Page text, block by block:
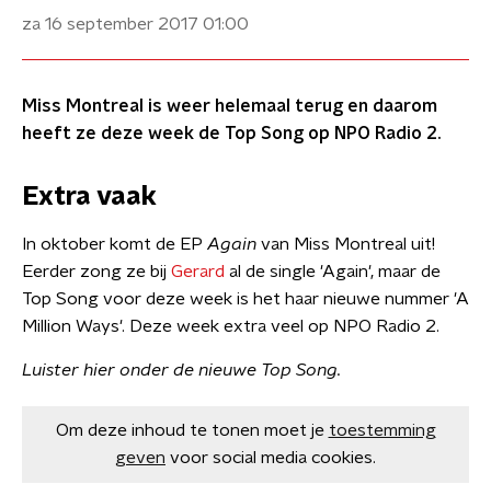
za 16 september 2017 01:00
Miss Montreal is weer helemaal terug en daarom
heeft ze deze week de Top Song op NPO Radio 2.
Extra vaak
In oktober komt de EP Again van Miss Montreal uit!
Eerder zong ze bij Gerard al de single 'Again', maar de
Top Song voor deze week is het haar nieuwe nummer 'A
Million Ways'. Deze week extra veel op NPO Radio 2.
Luister hier onder de nieuwe Top Song.
Om deze inhoud te tonen moet je toestemming
geven voor social media cookies.